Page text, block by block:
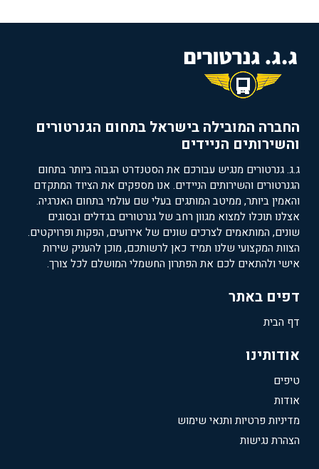
החברה המובילה בישראל בתחום הגנרטורים
והשירותים הניידים
ג.ג. גנרטורים מנגיש עבורכם את הסטנדרט הגבוה ביותר בתחום
הגנרטורים והשירותים הניידים. אנו מספקים את הציוד המתקדם
והאמין ביותר, ממיטב המותגים בעלי שם עולמי בתחום האנרגיה.
אצלנו תוכלו למצוא מגוון רחב של גנרטורים בגדלים ובסוגים
שונים, המותאמים לצרכים שונים של אירועים, הפקות ופרויקטים.
הצוות המקצועי שלנו תמיד כאן לרשותכם, מוכן להעניק שירות
אישי ולהתאים לכם את הפתרון החשמלי המושלם לכל צורך.
דפים באתר
דף הבית
אודותינו
טיפים
אודות
מדיניות פרטיות ותנאי שימוש
הצהרת נגישות